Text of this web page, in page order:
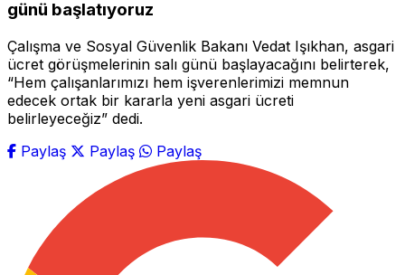
günü başlatıyoruz
Çalışma ve Sosyal Güvenlik Bakanı Vedat Işıkhan, asgari
ücret görüşmelerinin salı günü başlayacağını belirterek,
“Hem çalışanlarımızı hem işverenlerimizi memnun
edecek ortak bir kararla yeni asgari ücreti
belirleyeceğiz” dedi.
Paylaş
Paylaş Paylaş